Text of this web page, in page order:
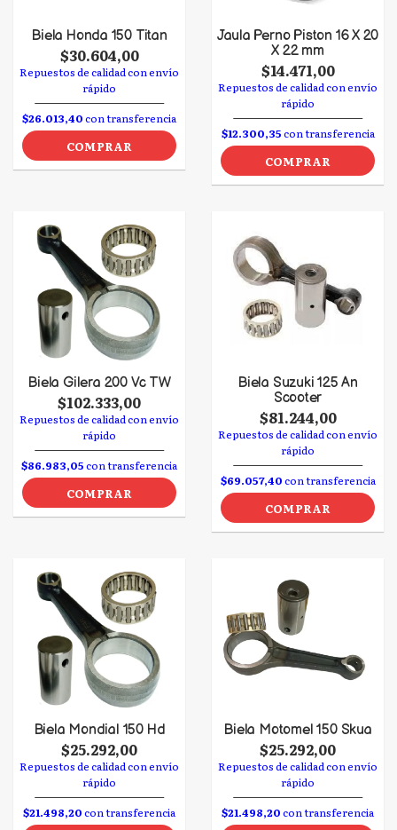
Biela Honda 150 Titan
$30.604,00
Repuestos de calidad con envío
rápido
$26.013,40con transferencia
COMPRAR
Jaula Perno Piston 16 X 20
X 22 mm
$14.471,00
Repuestos de calidad con envío
rápido
$12.300,35con transferencia
COMPRAR
Biela Gilera 200 Vc TW
$102.333,00
Repuestos de calidad con envío
rápido
$86.983,05con transferencia
COMPRAR
Biela Suzuki 125 An
Scooter
$81.244,00
Repuestos de calidad con envío
rápido
$69.057,40con transferencia
COMPRAR
Biela Mondial 150 Hd
$25.292,00
Repuestos de calidad con envío
rápido
$21.498,20con transferencia
Biela Motomel 150 Skua
$25.292,00
Repuestos de calidad con envío
rápido
$21.498,20con transferencia